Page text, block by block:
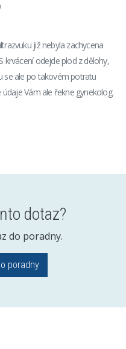
již nebyla zachycena
krvácení odejde plod z dělohy,
se ale po takovém potratu
Vám ale řekne gynekolog.
dotaz?
do poradny.
poradny